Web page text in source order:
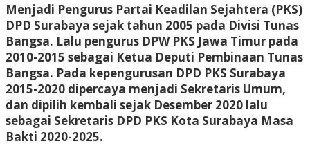
Menjadi Pengurus Partai Keadilan Sejahtera (PKS)
DPD Surabaya sejak tahun 2005 pada Divisi Tunas
Bangsa. Lalu pengurus DPW PKS Jawa Timur pada
2010-2015 sebagai Ketua Deputi Pembinaan Tunas
Bangsa. Pada kepengurusan DPD PKS Surabaya
2015-2020 dipercaya menjadi Sekretaris Umum,
dan dipilih kembali sejak Desember 2020 lalu
sebagai Sekretaris DPD PKS Kota Surabaya Masa
Bakti 2020-2025.